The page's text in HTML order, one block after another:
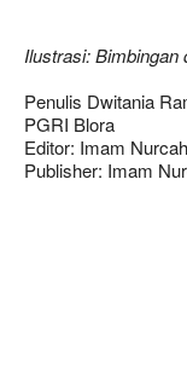
Ilustrasi: Bimbingan
Penulis Dwitania
PGRI Blora
Editor: Imam
Publisher: Imam